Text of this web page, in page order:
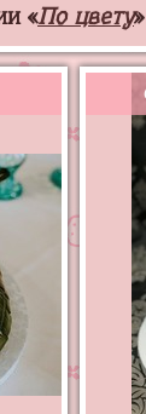
«По цвету»